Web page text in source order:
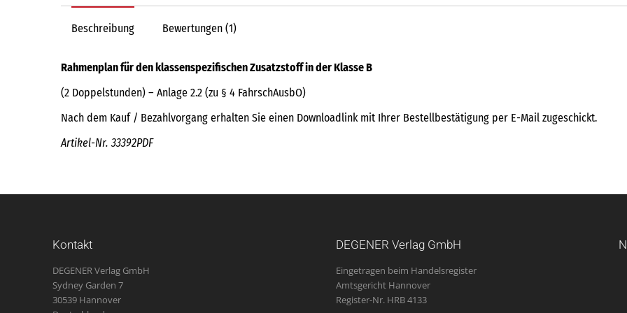
Beschreibung Bewertungen (1)
Rahmenplan für den klassenspezifischen Zusatzstoff in der Klasse B
(2 Doppelstunden) – Anlage 2.2 (zu § 4 FahrschAusbO)
Nach dem Kauf / Bezahlvorgang erhalten Sie einen Downloadlink mit Ihrer Bestellbestätigung per E-Mail zugeschickt.
Artikel-Nr. 33392PDF
Kontakt
DEGENER Verlag GmbH
Sydney Garden 7
30539 Hannover
DEGENER Verlag GmbH
Eingetragen beim Handelsregister
Amtsgericht Hannover
Register-Nr. HRB 4133